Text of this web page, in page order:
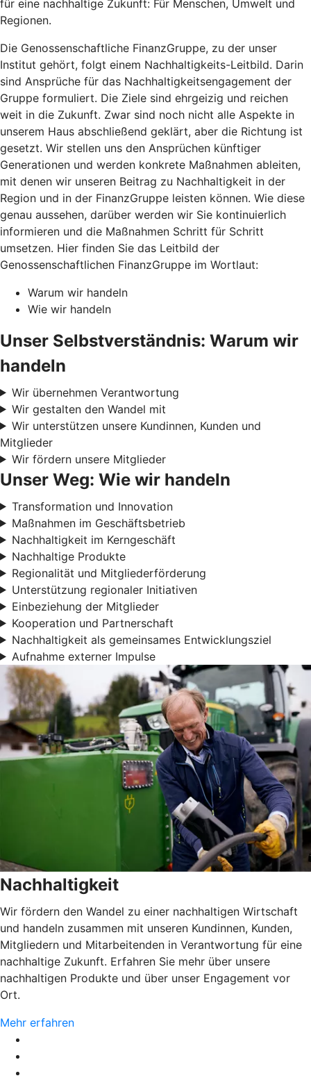
für eine nachhaltige Zukunft: Für Menschen, Umwelt und
Regionen.
Die Genossenschaftliche FinanzGruppe, zu der unser
Institut gehört, folgt einem Nachhaltigkeits-Leitbild. Darin
sind Ansprüche für das Nachhaltigkeitsengagement der
Gruppe formuliert. Die Ziele sind ehrgeizig und reichen
weit in die Zukunft. Zwar sind noch nicht alle Aspekte in
unserem Haus abschließend geklärt, aber die Richtung ist
gesetzt. Wir stellen uns den Ansprüchen künftiger
Generationen und werden konkrete Maßnahmen ableiten,
mit denen wir unseren Beitrag zu Nachhaltigkeit in der
Region und in der FinanzGruppe leisten können. Wie diese
genau aussehen, darüber werden wir Sie kontinuierlich
informieren und die Maßnahmen Schritt für Schritt
umsetzen. Hier finden Sie das Leitbild der
Genossenschaftlichen FinanzGruppe im Wortlaut:
Warum wir handeln
Wie wir handeln
Unser Selbstverständnis: Warum wir
handeln
Wir übernehmen Verantwortung
Wir gestalten den Wandel mit
Wir unterstützen unsere Kundinnen, Kunden und
Mitglieder
Wir fördern unsere Mitglieder
Unser Weg: Wie wir handeln
Transformation und Innovation
Maßnahmen im Geschäftsbetrieb
Nachhaltigkeit im Kerngeschäft
Nachhaltige Produkte
Regionalität und Mitgliederförderung
Unterstützung regionaler Initiativen
Einbeziehung der Mitglieder
Kooperation und Partnerschaft
Nachhaltigkeit als gemeinsames Entwicklungsziel
Aufnahme externer Impulse
Nachhaltigkeit
Wir fördern den Wandel zu einer nachhaltigen Wirtschaft
und handeln zusammen mit unseren Kundinnen, Kunden,
Mitgliedern und Mitarbeitenden in Verantwortung für eine
nachhaltige Zukunft. Erfahren Sie mehr über unsere
nachhaltigen Produkte und über unser Engagement vor
Ort.
Mehr erfahren